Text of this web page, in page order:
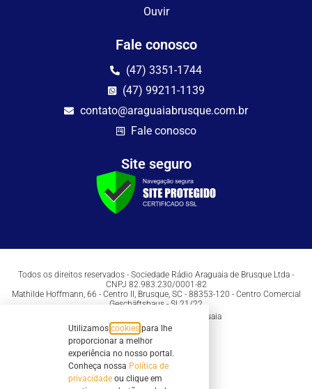
Ouvir
Fale conosco
(47) 3351-1744
(47) 99211-1139
contato@araguaiabrusque.com.br
Fale conosco
Site seguro
Todos os direitos reservados - Sociedade Rádio Araguaia de Brusque Ltda -
CNPJ 82.983.230/0001-82
Mathilde Hoffmann, 66 - Centro II, Brusque, SC - 88353-120 - Centro Comercial
Geschäftshaus - Sl 21/22
Copyright © 2026 | Rádio Araguaia
Utilizamos cookies para lhe
proporcionar a melhor
experiência no nosso portal.
Conheça nossa Política de
privacidade ou clique em